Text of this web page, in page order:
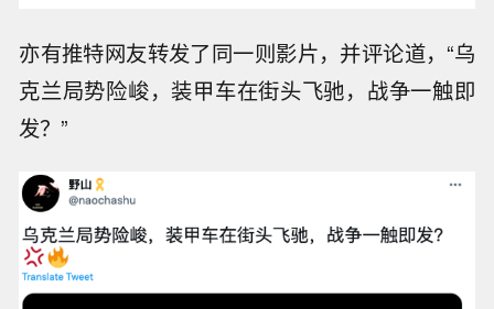
亦有推特网友转发了同一则影片，并评论道，“乌
克兰局势险峻，装甲车在街头飞驰，战争一触即
发？”